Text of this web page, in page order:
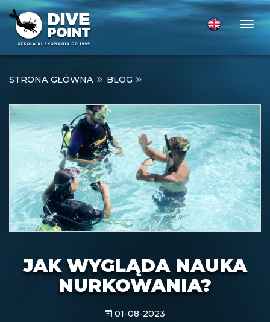
STRONA GŁÓWNA BLOG
JAK WYGLĄDA NAUKA
NURKOWANIA?
01-08-2023